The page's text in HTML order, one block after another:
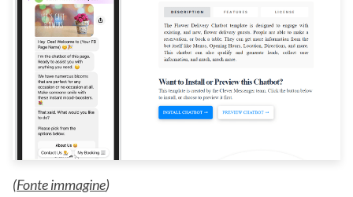
(Fonte immagine)